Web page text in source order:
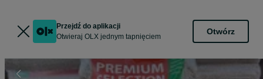
Przejdź do aplikacji
Otwieraj OLX jednym tapnięciem
Otwórz